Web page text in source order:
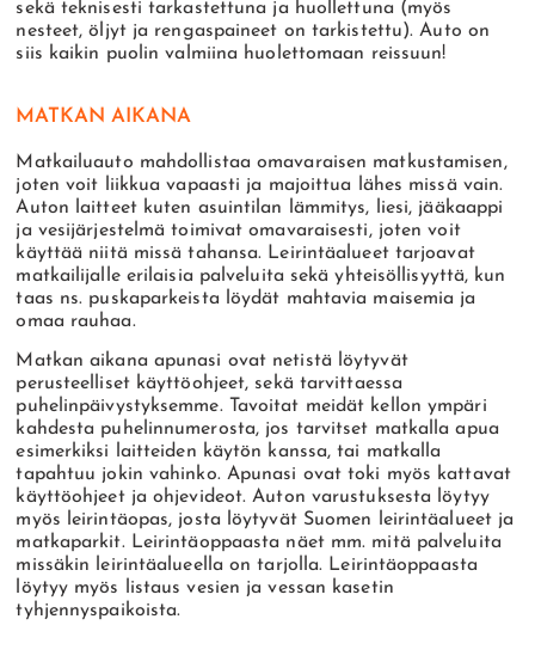
sekä teknisesti tarkastettuna ja huollettuna (myös
nesteet, öljyt ja rengaspaineet on tarkistettu). Auto on
siis kaikin puolin valmiina huolettomaan reissuun!
MATKAN AIKANA
Matkailuauto mahdollistaa omavaraisen matkustamisen,
joten voit liikkua vapaasti ja majoittua lähes missä vain.
Auton laitteet kuten asuintilan lämmitys, liesi, jääkaappi
ja vesijärjestelmä toimivat omavaraisesti, joten voit
käyttää niitä missä tahansa. Leirintäalueet tarjoavat
matkailijalle erilaisia palveluita sekä yhteisöllisyyttä, kun
taas ns. puskaparkeista löydät mahtavia maisemia ja
omaa rauhaa.
Matkan aikana apunasi ovat netistä löytyvät
perusteelliset käyttöohjeet, sekä tarvittaessa
puhelinpäivystyksemme. Tavoitat meidät kellon ympäri
kahdesta puhelinnumerosta, jos tarvitset matkalla apua
esimerkiksi laitteiden käytön kanssa, tai matkalla
tapahtuu jokin vahinko. Apunasi ovat toki myös kattavat
käyttöohjeet ja ohjevideot. Auton varustuksesta löytyy
myös leirintäopas, josta löytyvät Suomen leirintäalueet ja
matkaparkit. Leirintäoppaasta näet mm. mitä palveluita
missäkin leirintäalueella on tarjolla. Leirintäoppaasta
löytyy myös listaus vesien ja vessan kasetin
tyhjennyspaikoista.